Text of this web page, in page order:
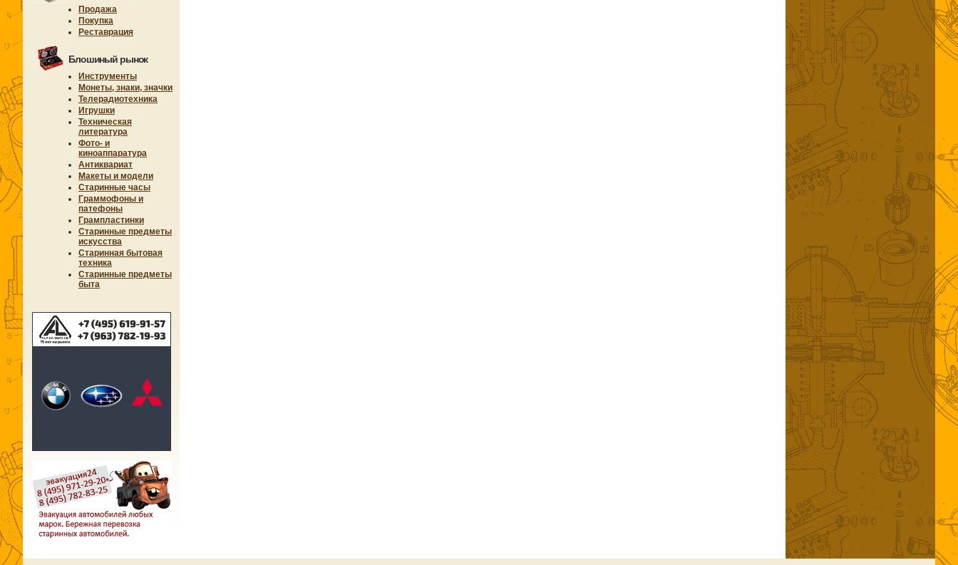
Продажа
Покупка
Реставрация
Блошиный рынок
Инструменты
Монеты, знаки, значки
Телерадиотехника
Игрушки
Техническая
литература
Фото- и
киноаппаратура
Антиквариат
Макеты и модели
Старинные часы
Граммофоны и
патефоны
Грампластинки
Старинные предметы
искусства
Старинная бытовая
техника
Старинные предметы
быта